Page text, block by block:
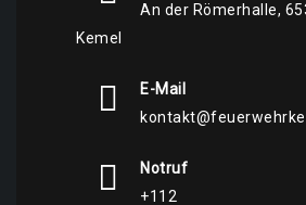
An der Römerhalle,
Kemel
E-Mail
Notruf
+112